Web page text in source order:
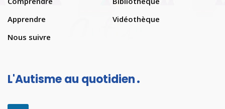
Apprendre
Nous suivre
Vidéothèque
L'Autisme au quotidien